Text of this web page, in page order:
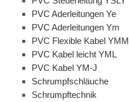
PVC Aderleitungen Ye
PVC Aderleitungen Ym
PVC Flexible Kabel YMM
PVC Kabel leicht YML
PVC Kabel YM-J
Schrumpfschläuche
Schrumpftechnik